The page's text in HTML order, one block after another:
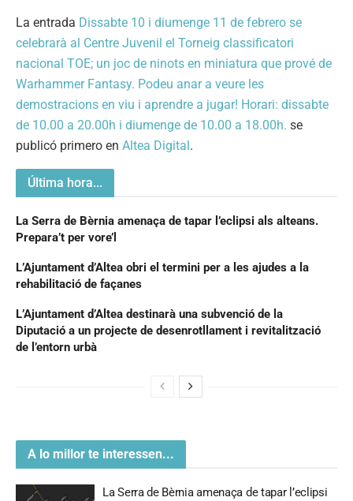
La entrada Dissabte 10 i diumenge 11 de febrero se
celebrarà al Centre Juvenil el Torneig classificatori
nacional TOE; un joc de ninots en miniatura que prové de
Warhammer Fantasy. Podeu anar a veure les
demostracions en viu i aprendre a jugar! Horari: dissabte
de 10.00 a 20.00h i diumenge de 10.00 a 18.00h. se
publicó primero en Altea Digital.
Última hora...
La Serra de Bèrnia amenaça de tapar l’eclipsi als alteans.
Prepara’t per vore’l
L’Ajuntament d’Altea obri el termini per a les ajudes a la
rehabilitació de façanes
L’Ajuntament d’Altea destinarà una subvenció de la
Diputació a un projecte de desenrotllament i revitalització
de l’entorn urbà
A lo millor te interessen...
La Serra de Bèrnia amenaça de tapar l’eclipsi